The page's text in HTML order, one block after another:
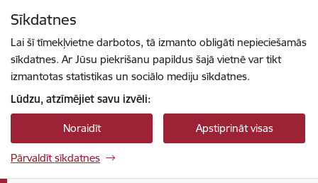
Sīkdatnes
Lai šī tīmekļvietne darbotos, tā izmanto obligāti nepieciešamās
sīkdatnes. Ar Jūsu piekrišanu papildus šajā vietnē var tikt
izmantotas statistikas un sociālo mediju sīkdatnes.
Lūdzu, atzīmējiet savu izvēli:
Noraidīt Apstiprināt visas
Pārvaldīt sīkdatnes